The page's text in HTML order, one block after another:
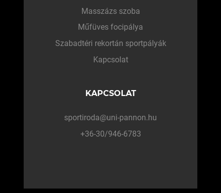
Masszázs szoba
Műfüves focipálya
Szabadtéri rekortán sportpályák
Kapcsolat
KAPCSOLAT
sportiroda@uni-pannon.hu
+36-30/946-6783